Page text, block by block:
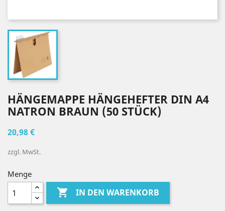
HÄNGEMAPPE HÄNGEHEFTER DIN A4
NATRON BRAUN (50 STÜCK)
20,98 €
zzgl. MwSt.
Menge
 IN DEN WARENKORB